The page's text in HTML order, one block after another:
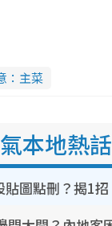
：主菜
本地熱話